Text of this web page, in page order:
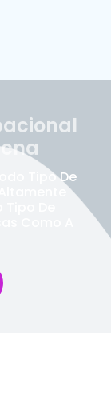
Tipo De
De
Como A